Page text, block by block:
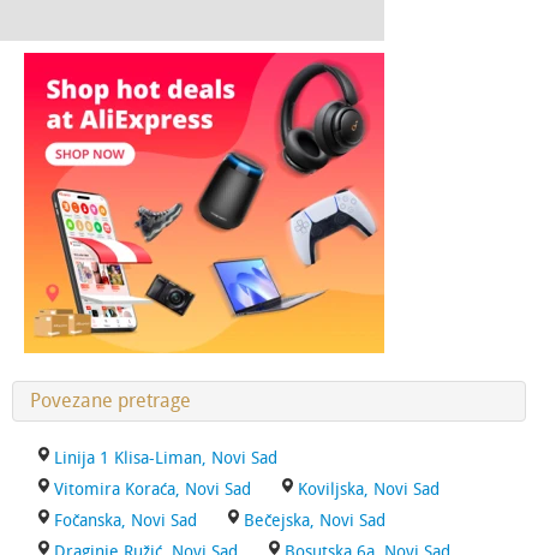
Povezane pretrage
Linija 1 Klisa-Liman, Novi Sad
Vitomira Koraća, Novi Sad
Koviljska, Novi Sad
Fočanska, Novi Sad
Bečejska, Novi Sad